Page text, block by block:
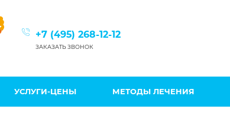
+7 (495) 268-12-12
ЗАКАЗАТЬ ЗВОНОК
УСЛУГИ-ЦЕНЫ МЕТОДЫ ЛЕЧЕНИЯ